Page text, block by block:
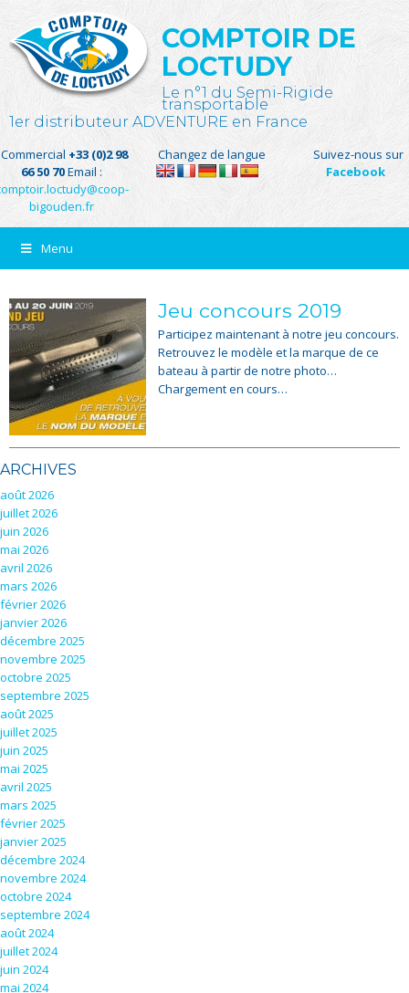
COMPTOIR DE
LOCTUDY
Le n°1 du Semi-Rigide
transportable
1er distributeur ADVENTURE en France
+33 (0)2 98
66 50 70Email :
bigouden.fr
Changez de langue
Suivez-nous sur
Facebook
Menu
Jeu concours 2019
Participez maintenant à notre jeu concours.
Retrouvez le modèle et la marque de ce
bateau à partir de notre photo…
Chargement en cours…
ARCHIVES
août 2026
juillet 2026
juin 2026
mai 2026
avril 2026
mars 2026
février 2026
janvier 2026
décembre 2025
novembre 2025
octobre 2025
septembre 2025
août 2025
juillet 2025
juin 2025
mai 2025
avril 2025
mars 2025
février 2025
janvier 2025
décembre 2024
novembre 2024
octobre 2024
septembre 2024
août 2024
juillet 2024
juin 2024
mai 2024